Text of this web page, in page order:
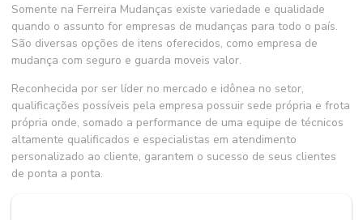
Somente na Ferreira Mudanças existe variedade e qualidade
quando o assunto for empresas de mudanças para todo o país.
São diversas opções de itens oferecidos, como empresa de
mudança com seguro e guarda moveis valor.
Reconhecida por ser líder no mercado e idônea no setor,
qualificações possíveis pela empresa possuir sede própria e frota
própria onde, somado a performance de uma equipe de técnicos
altamente qualificados e especialistas em atendimento
personalizado ao cliente, garantem o sucesso de seus clientes
de ponta a ponta.